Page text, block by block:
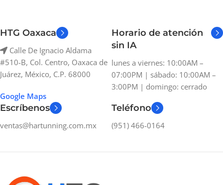
HTG Oaxaca
Calle De Ignacio Aldama
#510-B, Col. Centro, Oaxaca de
Juárez, México, C.P. 68000
Google Maps
Horario de atención
sin IA
lunes a viernes: 10:00AM –
07:00PM | sábado: 10:00AM –
3:00PM | domingo: cerrado
Escríbenos
ventas@hartunning.com.mx
Teléfono
(951) 466-0164